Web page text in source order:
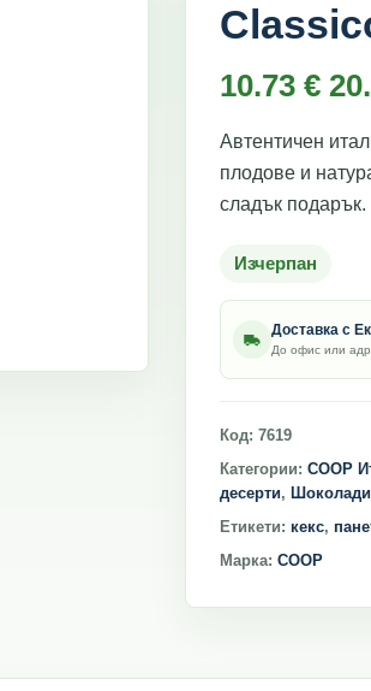
10.73 €
Автентичен
плодове и
сладък подарък.
Изчерпан
Доставка с
До офис или
Код: 7619
Категории: COOP
десерти,
Етикети: кекс,
Марка: COOP